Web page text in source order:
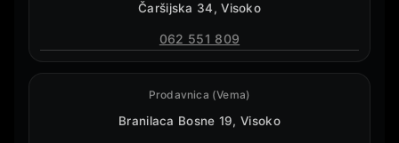
Čaršijska 34, Visoko
062 551 809
Prodavnica (Vema)
Branilaca Bosne 19, Visoko